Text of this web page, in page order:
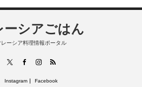
ーシアごはん
レーシア料理情報ポータル
FacebookInstagram
RSS
Instagram Facebook